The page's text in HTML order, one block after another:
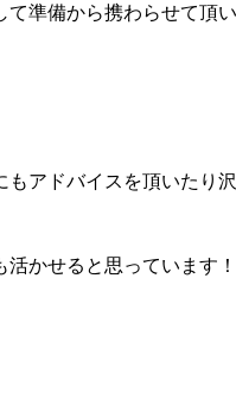
準備から携わらせて頂
アドバイスを頂いたり
かせると思っています！